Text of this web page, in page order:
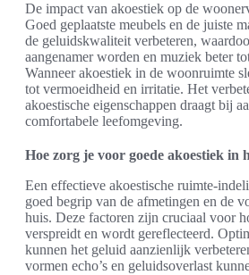
De impact van akoestiek op de
Goed geplaatste meubels en de juiste
de geluidskwaliteit verbeteren,
aangenamer worden en muziek beter
Wanneer akoestiek in de woonruimte
tot vermoeidheid en irritatie. Het
akoestische eigenschappen draagt bij
comfortabele leefomgeving.
Hoe zorg je voor goede akoestiek in
Een effectieve akoestische ruimte-
goed begrip van de afmetingen en de
huis. Deze factoren zijn cruciaal voor
verspreidt en wordt gereflecteerd.
kunnen het geluid aanzienlijk
vormen echo’s en geluidsoverlast